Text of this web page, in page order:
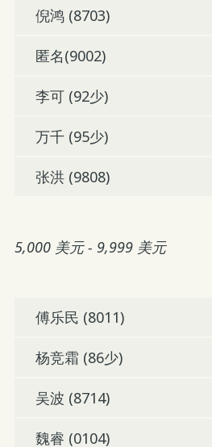
倪鸿 (8703)
匿名(9002)
李可 (92少)
万千 (95少)
张洪 (9808)
5,000 美元 - 9,999 美元
傅乐民 (8011)
杨竞霜 (86少)
吴波 (8714)
魏睿 (0104)